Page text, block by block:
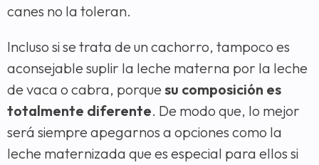
canes no la toleran.
Incluso si se trata de un cachorro, tampoco es
aconsejable suplir la leche materna por la leche
de vaca o cabra, porque su composición es
totalmente diferente. De modo que, lo mejor
será siempre apegarnos a opciones como la
leche maternizada que es especial para ellos si